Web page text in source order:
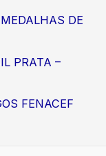
DE
PRATA –
FENACEF